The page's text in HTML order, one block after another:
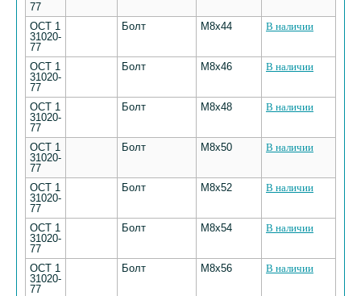
77
ОСТ 1
31020-
77
Болт M8х44 В наличии
ОСТ 1
31020-
77
Болт M8х46 В наличии
ОСТ 1
31020-
77
Болт M8х48 В наличии
ОСТ 1
31020-
77
Болт M8х50 В наличии
ОСТ 1
31020-
77
Болт M8х52 В наличии
ОСТ 1
31020-
77
Болт M8х54 В наличии
ОСТ 1
31020-
77
Болт M8х56 В наличии